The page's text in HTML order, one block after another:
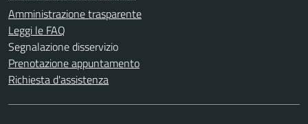
Amministrazione trasparente
Leggi le FAQ
Segnalazione disservizio
Prenotazione appuntamento
Richiesta d'assistenza